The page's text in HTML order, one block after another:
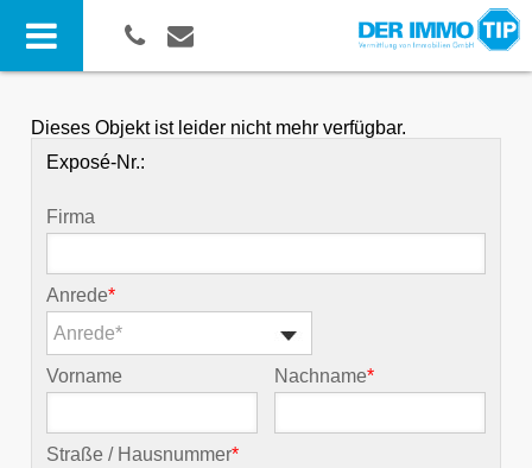
Dieses Objekt ist leider nicht mehr verfügbar.
Exposé-Nr.:
Firma
Anrede*
Anrede*
Vorname Nachname*
Straße / Hausnummer*